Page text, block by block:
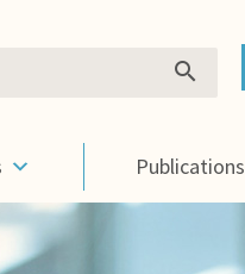
Publications